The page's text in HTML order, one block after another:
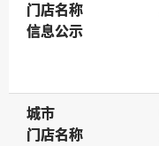
门店名称
门店名称
信息公示
信息公示
城市
城市
门店名称
门店名称